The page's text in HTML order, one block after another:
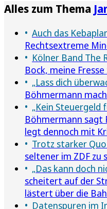
Alles zum Thema
Auch das
Rechtsextreme
Kölner Band The
Bock, meine
„Lass dich
Böhmermann
„Kein Steuergeld
Böhmermann sagt
legt dennoch mit
Trotz starker
seltener im ZDF zu
„Das kann doch
scheitert auf der
lästert über die
Datenspuren im